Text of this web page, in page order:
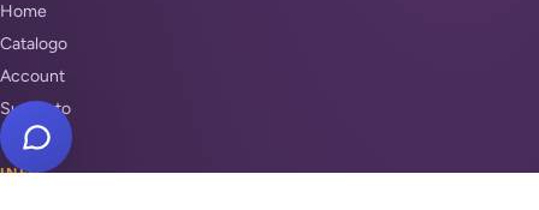
Home
Catalogo
Account
Supporto
INFO